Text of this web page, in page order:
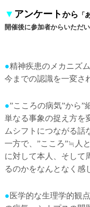
▼ アンケートから 「
開催後に参加者からいただ
●精神疾患のメカニズ
今までの認識を一変さ
●”こころの病気”から”
単なる事象の捉え方を
ムシフトにつながる話
一方で、”こころ”≒人
に対して本人、そして
るのかをなんとなく感
●医学的な生理学的観